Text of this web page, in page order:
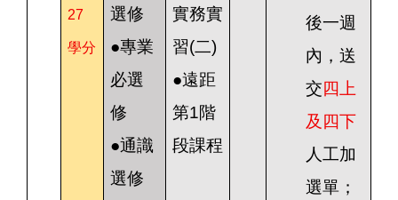
27
學分
選修
●專業
必選
修
●通識
選修
實務實
習(二)
●遠距
第1階
段課程
後一週
內，送
交四上
及四下
人工加
選單；